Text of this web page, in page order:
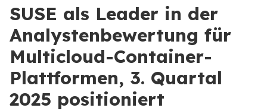
SUSE als Leader in der
Analystenbewertung für
Multicloud-Container-
Plattformen, 3. Quartal
2025 positioniert